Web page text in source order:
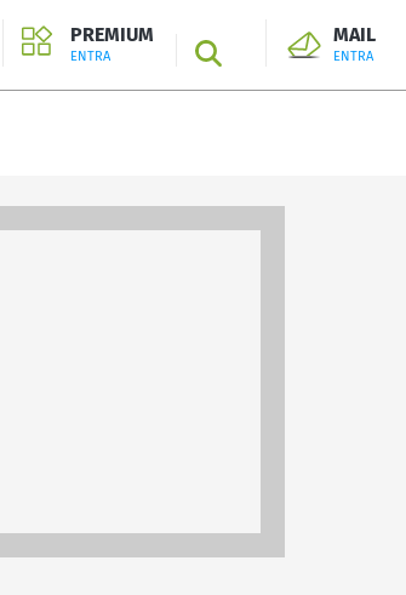
PREMIUM
ENTRA SEARCH
MAIL
ENTRA